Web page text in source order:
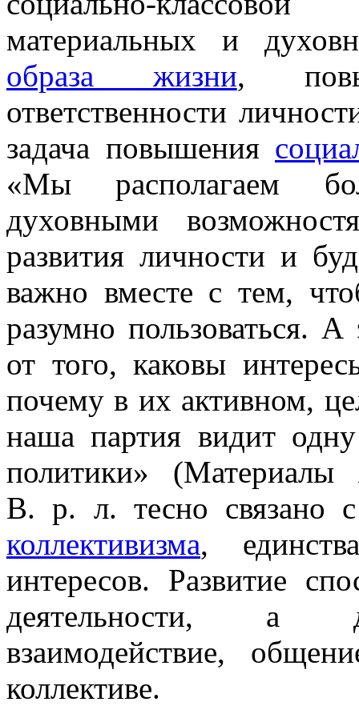
материальных и
образа жизни,
ответственности
задача повышения
«Мы располагаем
духовными
развития личности и
важно вместе с тем,
разумно пользоваться.
от того, каковы
почему в их активном,
наша партия видит
политики»
В. р. л. тесно связано
коллективизма,
интересов. Развитие
деятельности, а
взаимодействие,
коллективе.